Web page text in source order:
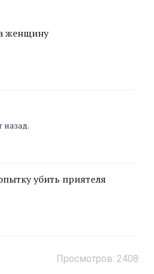
женщину
назад.
убить приятеля
Просмотров: 2408